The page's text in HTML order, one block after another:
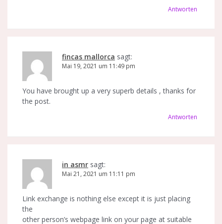
Antworten
fincas mallorca sagt:
Mai 19, 2021 um 11:49 pm
You have brought up a very superb details , thanks for
the post.
Antworten
in asmr sagt:
Mai 21, 2021 um 11:11 pm
Link exchange is nothing else except it is just placing
the
other person’s webpage link on your page at suitable